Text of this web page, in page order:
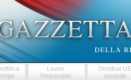
Lavori
Preparatori
Direttive
recepite